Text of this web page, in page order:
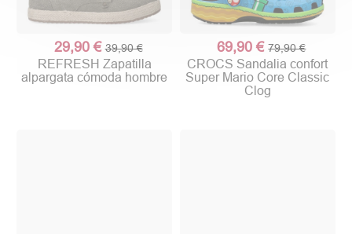
29,90 € 39,90 €
REFRESH Zapatilla
alpargata cómoda hombre
69,90 € 79,90 €
CROCS Sandalia confort
Super Mario Core Classic
Clog